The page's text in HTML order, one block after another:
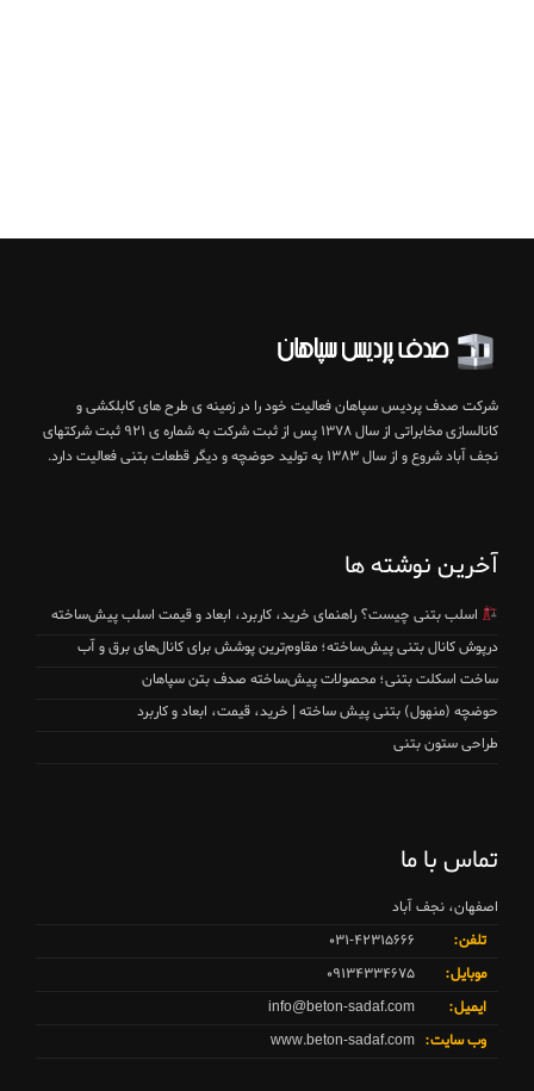
شرکت صدف پردیس سپاهان فعالیت خود را در زمینه ی طرح های کابلکشی و
کانالسازی مخابراتی از سال ۱۳۷۸ پس از ثبت شرکت به شماره ی ۹۲۱ ثبت شرکتهای
نجف آباد شروع و از سال ۱۳۸۳ به تولید حوضچه و دیگر قطعات بتنی فعالیت دارد.
آخرین نوشته ها
اسلب بتنی چیست؟ راهنمای خرید، کاربرد، ابعاد و قیمت اسلب پیش‌ساخته
درپوش کانال بتنی پیش‌ساخته؛ مقاوم‌ترین پوشش برای کانال‌های برق و آب
ساخت اسکلت بتنی؛ محصولات پیش‌ساخته صدف بتن سپاهان
حوضچه (منهول) بتنی پیش ساخته | خرید، قیمت، ابعاد و کاربرد
طراحی ستون بتنی
تماس با ما
اصفهان، نجف آباد
تلفن:
۰۳۱-۴۲۳۱۵۶۶۶
موبایل:
۰۹۱۳۴۳۳۴۶۷۵
ایمیل:
info@beton-sadaf.com
وب سایت: www.beton-sadaf.com